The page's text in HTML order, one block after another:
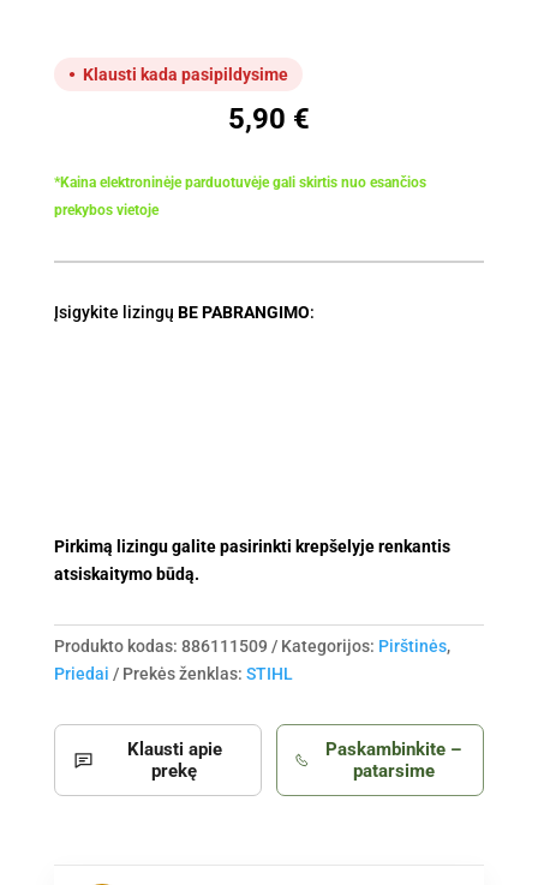
Klausti kada pasipildysime
5,90 €
*Kaina elektroninėje parduotuvėje gali skirtis nuo esančios
prekybos vietoje
Įsigykite lizingų BE PABRANGIMO:
Pirkimą lizingu galite pasirinkti krepšelyje renkantis
atsiskaitymo būdą.
Produkto kodas: 886111509 Kategorijos: Pirštinės,
Priedai
Prekės ženklas: STIHL
Klausti apie
prekę
Paskambinkite –
patarsime